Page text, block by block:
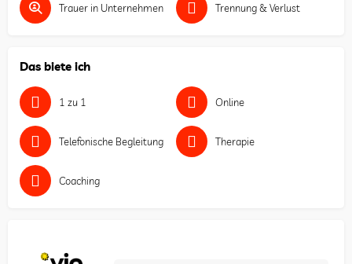
Trauer in Unternehmen Trennung & Verlust
Das biete ich
1 zu 1 Online
Telefonische Begleitung Therapie
Coaching